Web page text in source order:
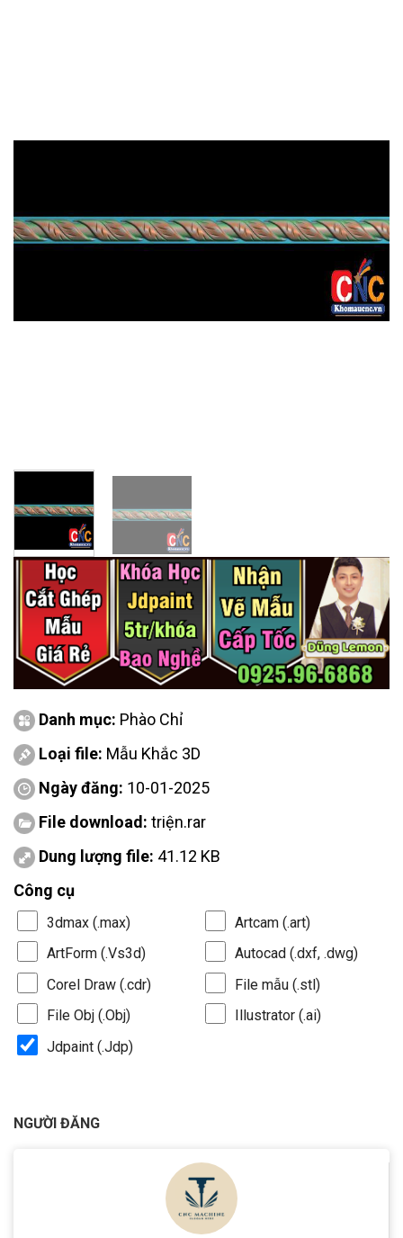
Danh mục: Phào Chỉ
Loại file: Mẫu Khắc 3D
Ngày đăng: 10-01-2025
File download: triện.rar
Dung lượng file: 41.12 KB
Công cụ
3dmax (.max)
Artcam (.art)
ArtForm (.Vs3d)
Autocad (.dxf, .dwg)
Corel Draw (.cdr)
File mẫu (.stl)
File Obj (.Obj)
Illustrator (.ai)
Jdpaint (.Jdp)
NGƯỜI ĐĂNG